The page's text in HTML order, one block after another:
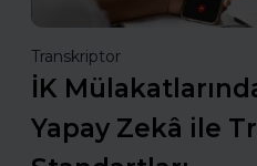
Transkriptor
İK
Yapay Zekâ ile